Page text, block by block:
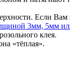
Если
3мм, 5мм
клея.
«тёплая».